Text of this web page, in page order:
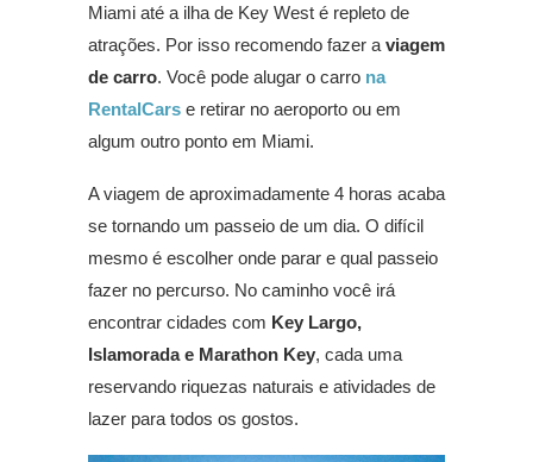
Miami até a ilha de Key West é repleto de
atrações. Por isso recomendo fazer a viagem
de carro. Você pode alugar o carro na
RentalCars e retirar no aeroporto ou em
algum outro ponto em Miami.
A viagem de aproximadamente 4 horas acaba
se tornando um passeio de um dia. O difícil
mesmo é escolher onde parar e qual passeio
fazer no percurso. No caminho você irá
encontrar cidades com Key Largo,
Islamorada e Marathon Key, cada uma
reservando riquezas naturais e atividades de
lazer para todos os gostos.